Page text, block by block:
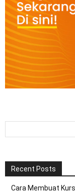
Recent Posts
Cara Membuat